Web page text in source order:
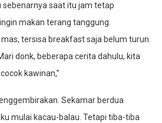
sebenarnya saat itu jam tetap
makan terang tanggung.
mas, tersisa breakfast saja belum turun.
donk, beberapa cerita dahulu, kita
kawinan,”
Sekamar berdua
mulai kacau-balau. Tetapi tiba-tiba